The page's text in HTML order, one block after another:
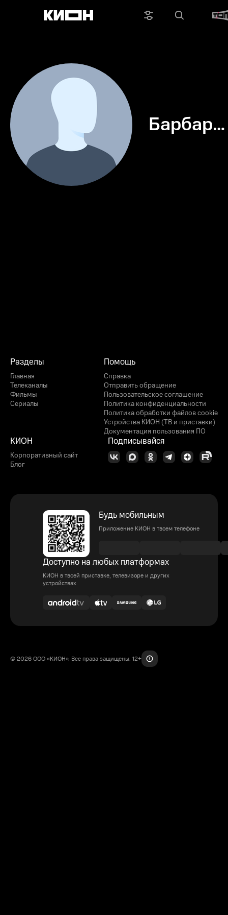
Барбара
Разделы
Главная
Телеканалы
Фильмы
Сериалы
Помощь
Справка
Отправить обращение
Пользовательское соглашение
Политика конфиденциальности
Политика обработки файлов cookie
Устройства КИОН (ТВ и приставки)
Документация пользования ПО
КИОН
Корпоративный сайт
Блог
Подписывайся
Будь мобильным
Приложение КИОН в твоем телефоне
Доступно на любых платформах
КИОН в твоей приставке, телевизоре и других
устройствах
© 2026 ООО «КИОН». Все права защищены. 12+